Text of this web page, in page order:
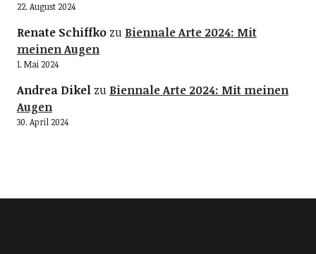
22. August 2024
Renate Schiffkozu Biennale Arte 2024: Mit
meinen Augen
1. Mai 2024
Andrea Dikelzu Biennale Arte 2024: Mit meinen
Augen
30. April 2024